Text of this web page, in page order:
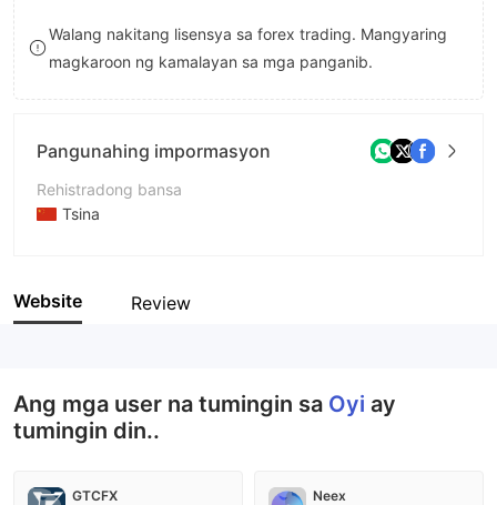
8
9
Walang nakitang lisensya sa forex trading. Mangyaring
magkaroon ng kamalayan sa mga panganib.
Pangunahing impormasyon
Rehistradong bansa
Tsina
Kumpanya
Website Review
Ang mga user na tumingin sa Oyi ay
tumingin din..
GTCFX Neex